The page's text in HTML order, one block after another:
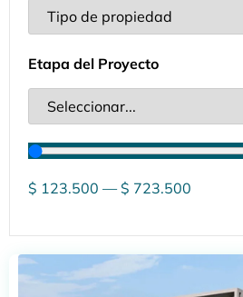
Etapa del Proyecto
$ 123.500 —$ 723.500